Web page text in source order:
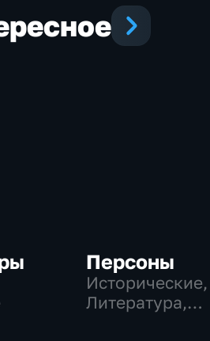
Персоны
Исторические,
Литература,